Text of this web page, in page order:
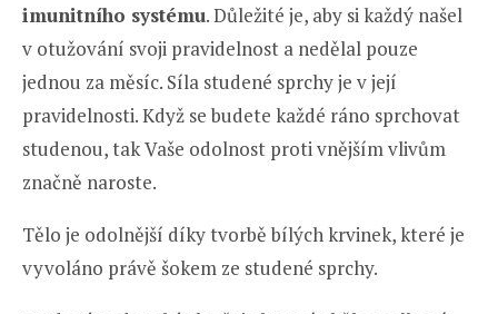
imunitního systému. Důležité je, aby si každý našel
v otužování svoji pravidelnost a nedělal pouze
jednou za měsíc. Síla studené sprchy je v její
pravidelnosti. Když se budete každé ráno sprchovat
studenou, tak Vaše odolnost proti vnějším vlivům
značně naroste.
Tělo je odolnější díky tvorbě bílých krvinek, které je
vyvoláno právě šokem ze studené sprchy.